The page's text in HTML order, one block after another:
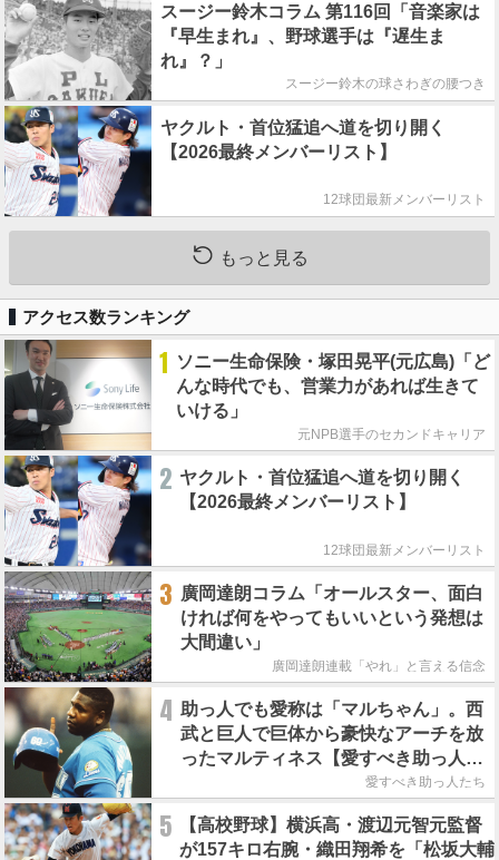
スージー鈴木コラム 第116回「音楽家は
『早生まれ』、野球選手は『遅生ま
れ』？」
スージー鈴木の球さわぎの腰つき
ヤクルト・首位猛追へ道を切り開く
【2026最終メンバーリスト】
12球団最新メンバーリスト
もっと見る
アクセス数ランキング
1 ソニー生命保険・塚田晃平(元広島)「ど
んな時代でも、営業力があれば生きて
いける」
元NPB選手のセカンドキャリア
2 ヤクルト・首位猛追へ道を切り開く
【2026最終メンバーリスト】
12球団最新メンバーリスト
3 廣岡達朗コラム「オールスター、面白
ければ何をやってもいいという発想は
大間違い」
廣岡達朗連載「やれ」と言える信念
4 助っ人でも愛称は「マルちゃん」。西
武と巨人で巨体から豪快なアーチを放
ったマルティネス【愛すべき助っ人た
愛すべき助っ人たち
5
【高校野球】横浜高・渡辺元智元監督
が157キロ右腕・織田翔希を「松坂大輔